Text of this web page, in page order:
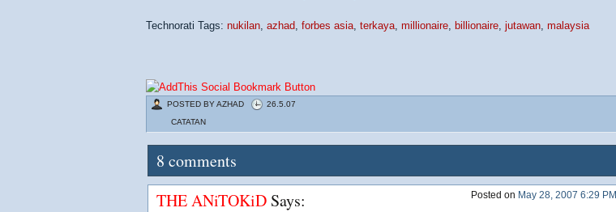
Technorati Tags: nukilan, azhad, forbes asia, terkaya, millionaire, billionaire, jutawan, malaysia
POSTED BYAZHAD
26.5.07
CATATAN
8 comments
THE ANiTOKiD Says: Posted on May 28, 2007 6:29 PM